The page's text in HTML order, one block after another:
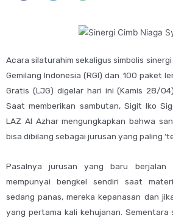
Acara silaturahim sekaligus simbolis
Gemilang Indonesia (RGI) dan 100 paket
Gratis (LJG) digelar hari ini (Kamis 28/
Saat memberikan sambutan, Sigit Iko
LAZ Al Azhar mengungkapkan bahwa
bisa dibilang sebagai jurusan yang paling
Pasalnya jurusan yang baru
mempunyai bengkel sendiri saat
sedang panas, mereka kepanasan dan
yang pertama kali kehujanan.